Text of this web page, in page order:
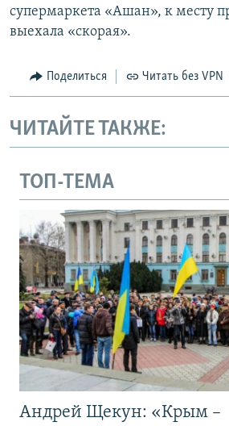
супермаркета «Ашан», к месту
выехала «скорая».
Поделиться Читать без VPN
ЧИТАЙТЕ ТАКЖЕ:
ТОП-ТЕМА
Андрей Щекун: «Крым –